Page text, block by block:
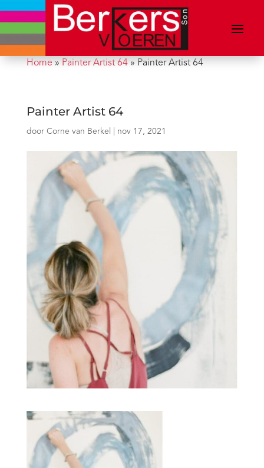
Home» Painter Artist 64» Painter Artist 64
Painter Artist 64
door Corne van Berkel nov 17, 2021